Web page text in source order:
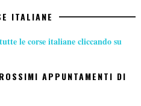
ITALIANE
le corse italiane cliccando su
APPUNTAMENTI DI